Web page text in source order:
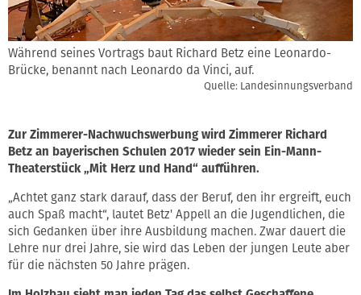
Während seines Vortrags baut Richard Betz eine Leonardo-
Brücke, benannt nach Leonardo da Vinci, auf.
Quelle: Landesinnungsverband
Zur Zimmerer-Nachwuchswerbung wird Zimmerer Richard
Betz an bayerischen Schulen 2017 wieder sein Ein-Mann-
Theaterstück „Mit Herz und Hand“ aufführen.
„Achtet ganz stark darauf, dass der Beruf, den ihr ergreift, euch
auch Spaß macht“, lautet Betz' Appell an die Jugendlichen, die
sich Gedanken über ihre Ausbildung machen. Zwar dauert die
Lehre nur drei Jahre, sie wird das Leben der jungen Leute aber
für die nächsten 50 Jahre prägen.